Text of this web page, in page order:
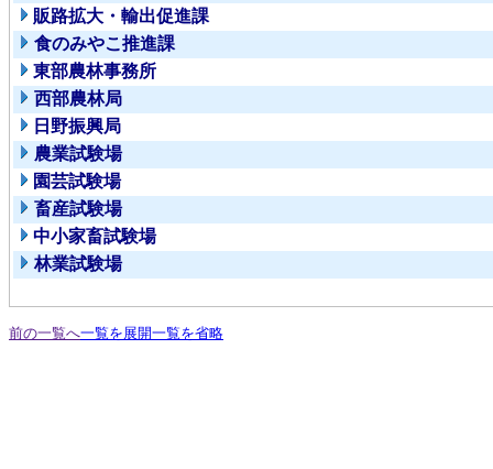
販路拡大・輸出促進課
食のみやこ推進課
東部農林事務所
西部農林局
日野振興局
農業試験場
園芸試験場
畜産試験場
中小家畜試験場
林業試験場
前の一覧へ一覧を展開一覧を省略